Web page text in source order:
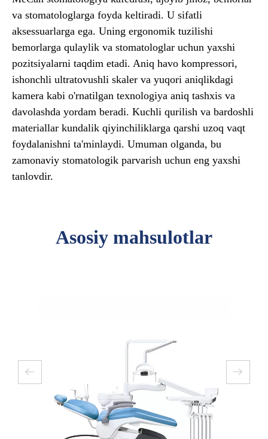
va stomatologlarga foyda keltiradi. U sifatli
aksessuarlarga ega. Uning ergonomik tuzilishi
bemorlarga qulaylik va stomatologlar uchun yaxshi
pozitsiyalarni taqdim etadi. Aniq havo kompressori,
ishonchli ultratovushli skaler va yuqori aniqlikdagi
kamera kabi o'rnatilgan texnologiya aniq tashxis va
davolashda yordam beradi. Kuchli qurilish va bardoshli
materiallar kundalik qiyinchiliklarga qarshi uzoq vaqt
foydalanishni ta'minlaydi. Umuman olganda, bu
zamonaviy stomatologik parvarish uchun eng yaxshi
tanlovdir.
Asosiy mahsulotlar